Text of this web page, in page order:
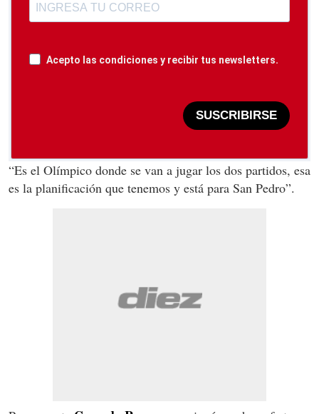
Acepto las condiciones y recibir tus newsletters.
SUSCRIBIRSE
“Es el Olímpico donde se van a jugar los dos partidos, esa
es la planificación que tenemos y está para San Pedro”.